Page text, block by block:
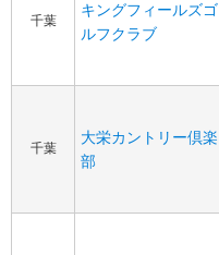
千葉
キングフィールズゴ
ルフクラブ
千葉
大栄カントリー倶楽
部